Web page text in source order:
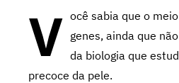
V ocê sabia que o
genes, ainda que
da biologia que
precoce da pele.